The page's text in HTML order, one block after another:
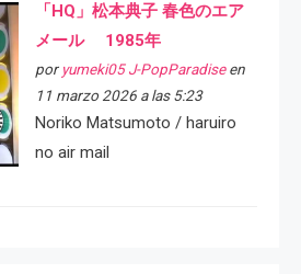
「HQ」松本典子 春色のエア
メール 1985年
por yumeki05 J-PopParadiseen
11 marzo 2026 a las 5:23
Noriko Matsumoto / haruiro
no air mail